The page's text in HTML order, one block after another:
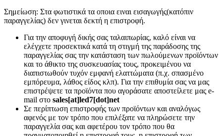
Σημείωση: Στα φωτιστικά τα οποια ειναι εισαγωγής(κατόπιν
παραγγελίας) δεν γινεται δεκτή η επιστροφή.
Για την αποφυγή δικής σας ταλαιπωρίας, καλό είναι να
ελέγχετε προσεκτικά κατά τη στιγμή της παράδοσης της
παραγγελίας σας την κατάσταση των πωλούμενων προϊόντων
και το άθικτο της συσκευασίας τους, προκειμένου να
διαπιστωθούν τυχόν εμφανή ελαττώματα (π.χ. σπασμένο
εμπόρευμα, λάθος είδος κλπ). Για την επιθυμία σας να μας
επιστρέψετε τα προϊόντα που αγοράσατε αποστείλετε μας e-
mail στο sales[at]led7[dot]net
Σε περίπτωση επιστροφής των προϊόντων και αναλόγως
αφενός με τον τρόπο που επιλέξατε να πληρώσετε την
παραγγελία σας και αφετέρου τον τρόπο που θα